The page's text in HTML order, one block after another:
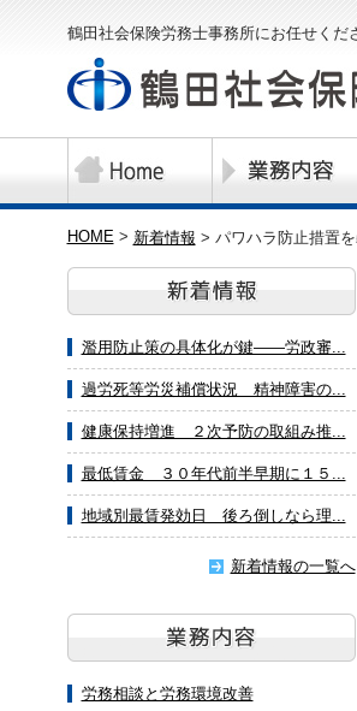
鶴田社会保険労務士事務所にお任せくだ
HOME> 新着情報 > パワハラ防止措置
濫用防止策の具体化が鍵――労政審...
過労死等労災補償状況 精神障害の...
健康保持増進 ２次予防の取組み推...
最低賃金 ３０年代前半早期に１５...
地域別最賃発効日 後ろ倒しなら理...
新着情報の一覧へ
労務相談と労務環境改善